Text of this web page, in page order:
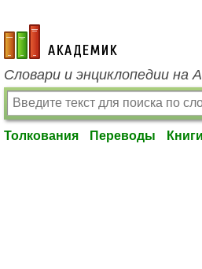
academic.ru
Словари и энциклопедии на
Толкования Переводы Книги